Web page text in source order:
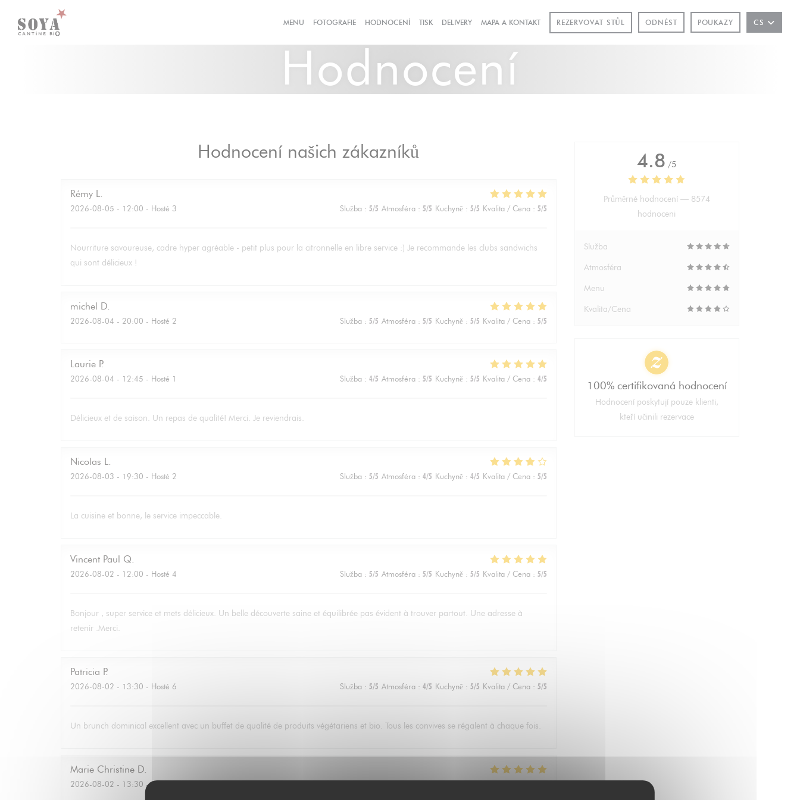
Panel pro správu cookies
MENU FOTOGRAFIE HODNOCENÍ TISK DELIVERY((OTEVŘE SE V NOVÉM OKNĚ))
MAPA A KONTAKT REZERVOVAT STŮL ODNÉST POUKAZY CS
Hodnocení
Hodnocení našich zákazníků
Rémy L
2026-08-05 - 12:00 - Hosté 3 Služba: 5/5 Atmosféra: 5/5 Kuchyně : 5/5 Kvalita / Cena: 5/5
Nourriture savoureuse, cadre hyper agréable - petit plus pour la citronnelle en libre service :) Je recommande les clubs sandwichs
qui sont délicieux !
michel D
2026-08-04 - 20:00 - Hosté 2 Služba: 5/5 Atmosféra: 5/5 Kuchyně : 5/5 Kvalita / Cena: 5/5
Laurie P
2026-08-04 - 12:45 - Hosté 1 Služba: 4/5 Atmosféra: 5/5 Kuchyně : 5/5 Kvalita / Cena: 4/5
Délicieux et de saison. Un repas de qualité! Merci. Je reviendrais.
Nicolas L
2026-08-03 - 19:30 - Hosté 2 Služba: 5/5 Atmosféra: 4/5 Kuchyně : 4/5 Kvalita / Cena: 5/5
La cuisine et bonne, le service impeccable.
Vincent Paul Q
2026-08-02 - 12:00 - Hosté 4 Služba: 5/5 Atmosféra: 5/5 Kuchyně : 5/5 Kvalita / Cena: 5/5
Bonjour , super service et mets délicieux. Un belle découverte saine et équilibrée pas évident à trouver partout. Une adresse à
retenir .Merci.
Patricia P
2026-08-02 - 13:30 - Hosté 6 Služba: 5/5 Atmosféra: 4/5 Kuchyně : 5/5 Kvalita / Cena: 5/5
Un brunch dominical excellent avec un buffet de qualité de produits végétariens et bio. Tous les convives se régalent à chaque fois.
Marie Christine D
2026-08-02 - 13:30 - Hosté 2
4.8 /5
Průměrné hodnocení — 8574
hodnoceni
Služba
Atmosféra
Menu
Kvalita/Cena
100% certifikovaná hodnocení
Hodnocení poskytují pouze klienti,
kteří učinili rezervace